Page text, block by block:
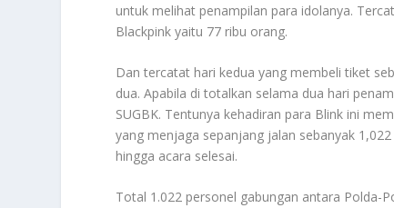
untuk melihat penampilan para idolanya.
Blackpink yaitu 77 ribu orang.
Dan tercatat hari kedua yang membeli tiket
dua. Apabila di totalkan selama dua hari
SUGBK. Tentunya kehadiran para Blink ini
yang menjaga sepanjang jalan sebanyak
hingga acara selesai.
Total 1.022 personel gabungan antara Polda-